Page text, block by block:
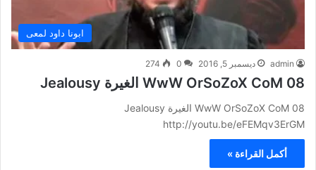
ابونا داود لمعى
admin ديسمبر 5, 2016 0
274
WwW OrSoZoX CoM 08 الغيرة Jealousy
WwW OrSoZoX CoM 08 الغيرة Jealousy
http://youtu.be/eFEMqv3ErGM
أكمل القراءة »